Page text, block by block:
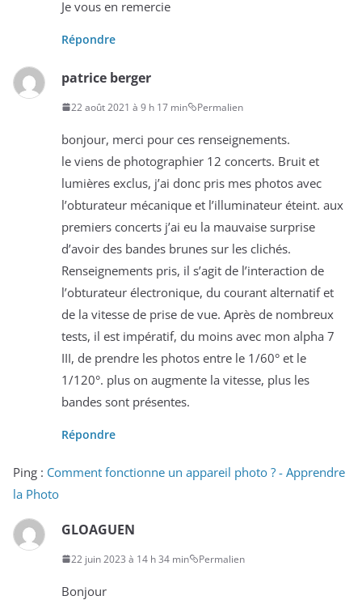
Je vous en remercie
Répondre
patrice berger
22 août 2021 à 9 h 17 min Permalien
bonjour, merci pour ces renseignements.
le viens de photographier 12 concerts. Bruit et
lumières exclus, j’ai donc pris mes photos avec
l’obturateur mécanique et l’illuminateur éteint. aux
premiers concerts j’ai eu la mauvaise surprise
d’avoir des bandes brunes sur les clichés.
Renseignements pris, il s’agit de l’interaction de
l’obturateur électronique, du courant alternatif et
de la vitesse de prise de vue. Après de nombreux
tests, il est impératif, du moins avec mon alpha 7
III, de prendre les photos entre le 1/60° et le
1/120°. plus on augmente la vitesse, plus les
bandes sont présentes.
Répondre
Ping : Comment fonctionne un appareil photo ? - Apprendre
la Photo
GLOAGUEN
22 juin 2023 à 14 h 34 min Permalien
Bonjour